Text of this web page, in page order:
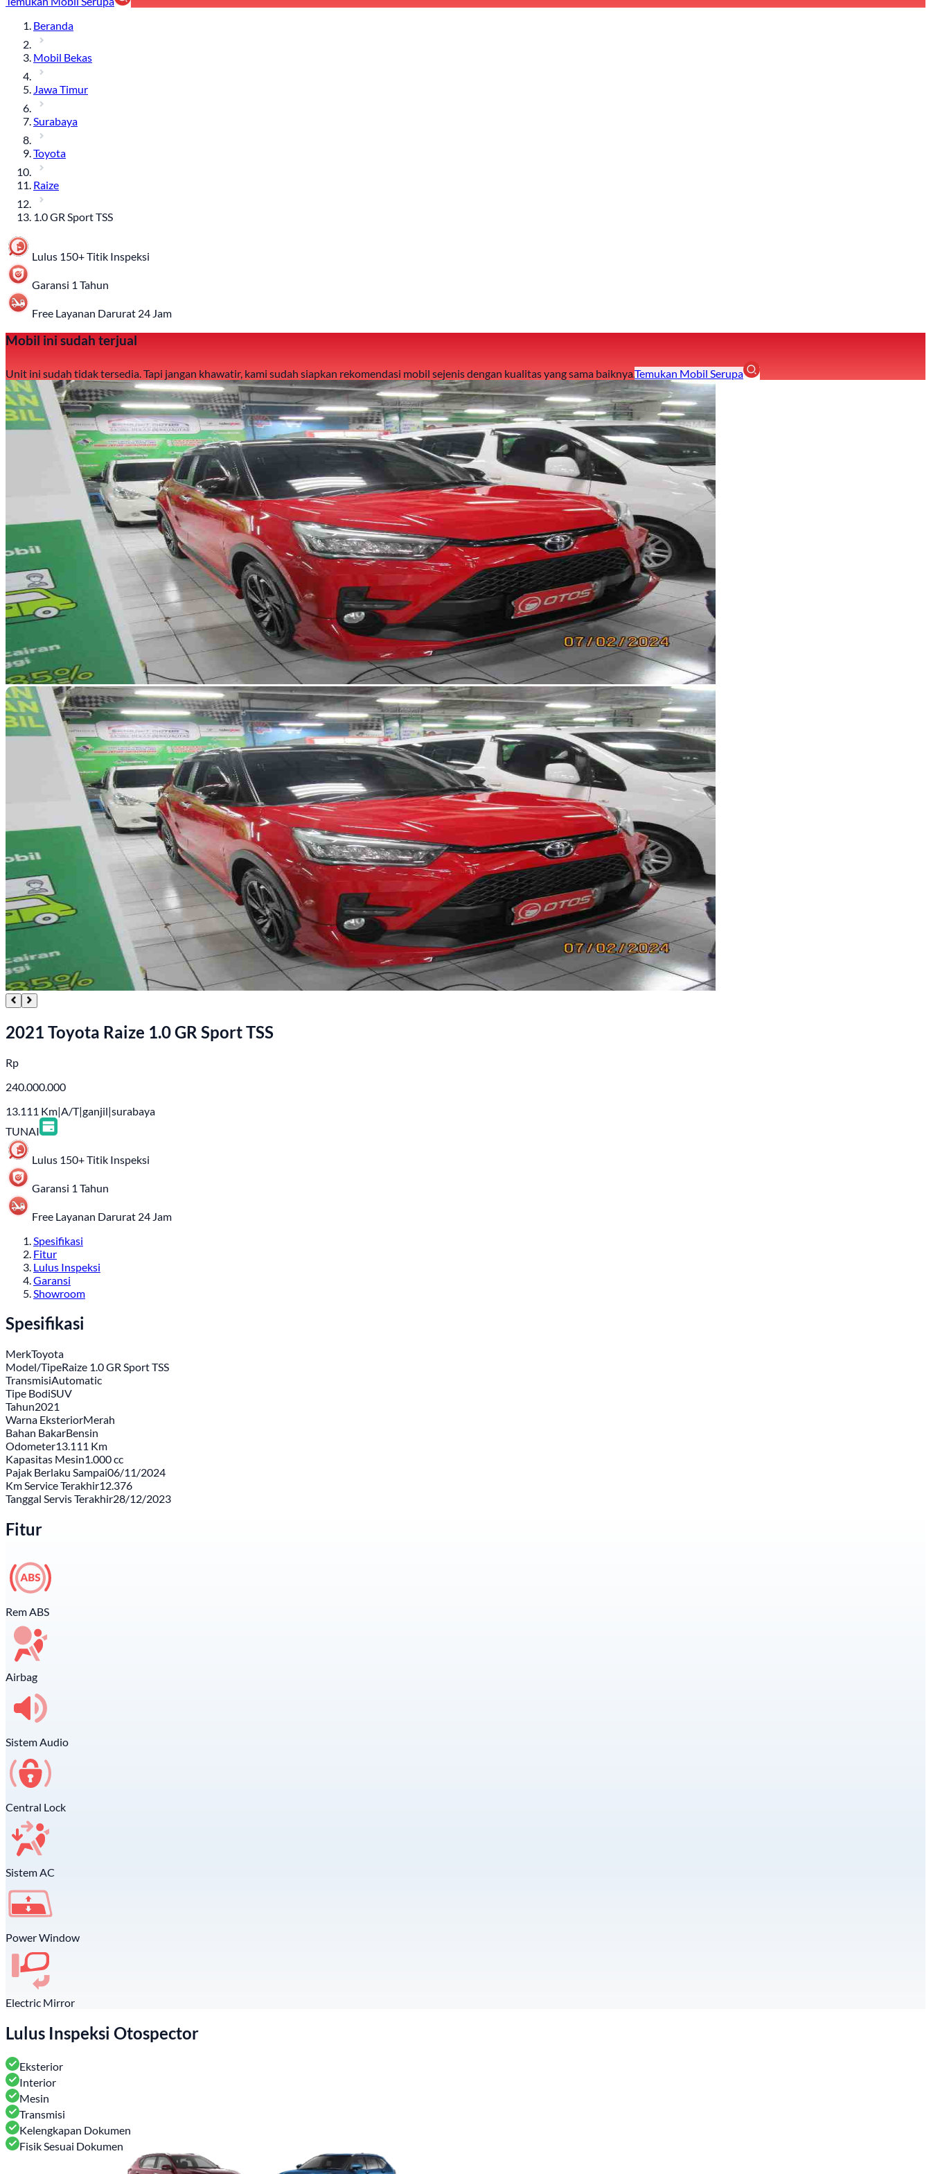
Beranda
Mobil Bekas
Jawa Timur
Surabaya
Toyota
Raize
1.0 GR Sport TSS
Lulus 150+ Titik Inspeksi
Garansi 1 Tahun
Free Layanan Darurat 24 Jam
Mobil ini sudah terjual
Unit ini sudah tidak tersedia. Tapi jangan khawatir, kami sudah siapkan rekomendasi mobil sejenis dengan kualitas yang sama baiknya.Temukan Mobil Serupa
2021 Toyota Raize 1.0 GR Sport TSS
Rp
240.000.000
13.111 Km|A/T|ganjil|surabaya
TUNAI
Lulus 150+ Titik Inspeksi
Garansi 1 Tahun
Free Layanan Darurat 24 Jam
Spesifikasi
Fitur
Lulus Inspeksi
Garansi
Showroom
Spesifikasi
MerkToyota
Model/TipeRaize 1.0 GR Sport TSS
TransmisiAutomatic
Tipe BodiSUV
Tahun2021
Warna EksteriorMerah
Bahan BakarBensin
Odometer13.111 Km
Kapasitas Mesin1.000 cc
Pajak Berlaku Sampai06/11/2024
Km Service Terakhir12.376
Tanggal Servis Terakhir28/12/2023
Fitur
Rem ABS
Airbag
Sistem Audio
Central Lock
Sistem AC
Power Window
Electric Mirror
Lulus Inspeksi Otospector
Eksterior
Interior
Mesin
Transmisi
Kelengkapan Dokumen
Fisik Sesuai Dokumen